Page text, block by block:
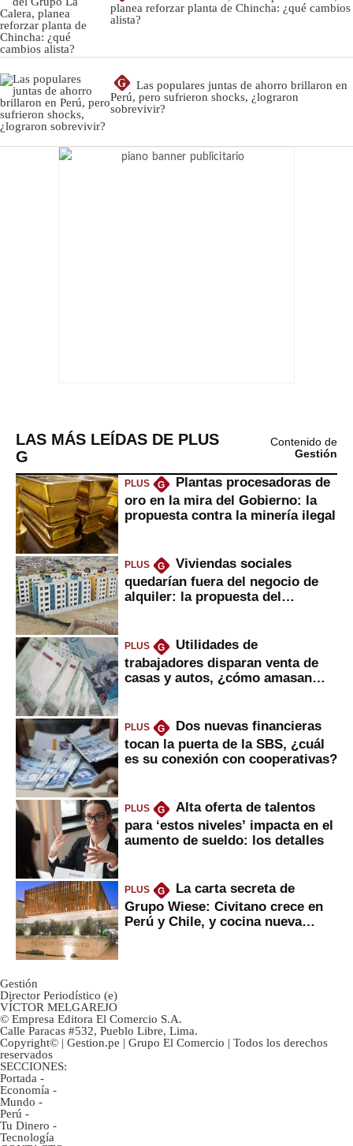
planea reforzar planta de Chincha: ¿qué cambios
alista?
G
Las populares juntas de ahorro brillaron en
Perú, pero sufrieron shocks, ¿lograron
sobrevivir?
LAS MÁS LEÍDAS DE PLUS
G
Contenido de
Gestión
PLUS G
Plantas procesadoras de
oro en la mira del Gobierno: la
propuesta contra la minería ilegal
PLUS G
Viviendas sociales
quedarían fuera del negocio de
alquiler: la propuesta del
PLUS G
Utilidades de
trabajadores disparan venta de
casas y autos, ¿cómo amasan
PLUS G
Dos nuevas financieras
tocan la puerta de la SBS, ¿cuál
es su conexión con cooperativas?
PLUS G
Alta oferta de talentos
para ‘estos niveles’ impacta en el
aumento de sueldo: los detalles
PLUS G
La carta secreta de
Grupo Wiese: Civitano crece en
Perú y Chile, y cocina nueva
Gestión
Director Periodístico (e)
VÍCTOR MELGAREJO
© Empresa Editora El Comercio S.A.
Calle Paracas #532, Pueblo Libre, Lima.
Copyright© | Gestion.pe | Grupo El Comercio | Todos los derechos
reservados
SECCIONES:
Portada -
Economía -
Mundo -
Perú -
Tu Dinero -
Tecnología